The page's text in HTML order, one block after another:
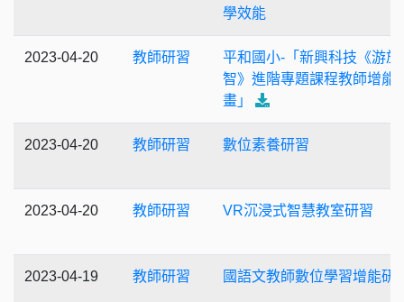
學效能
2023-04-20 教師研習
平和國小-「新興科技《游於
智》進階專題課程教師增能
畫」
2023-04-20 教師研習 數位素養研習
2023-04-20 教師研習 VR沉浸式智慧教室研習
2023-04-19 教師研習 國語文教師數位學習增能研